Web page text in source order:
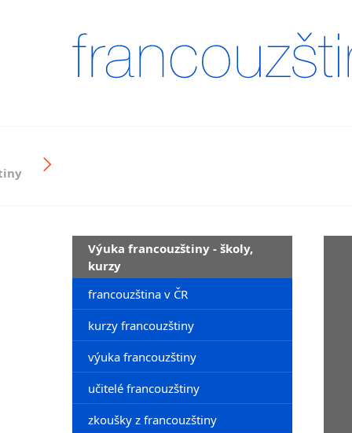
Výuka francouzštiny - školy,
kurzy
francouzština v ČR
kurzy francouzštiny
výuka francouzštiny
učitelé francouzštiny
zkoušky z francouzštiny